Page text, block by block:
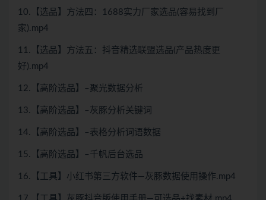
10.【选品】方法四：1688实力厂家选品(容易找到厂
家).mp4
11.【选品】方法五：抖音精选联盟选品(产品热度更
好).mp4
12.【高阶选品】–聚光数据分析
13.【高阶选品】–灰豚分析关键词
14.【高阶选品】–表格分析词语数据
15.【高阶选品】–千帆后台选品
16.【工具】小红书第三方软件—灰豚数据使用操作.mp4